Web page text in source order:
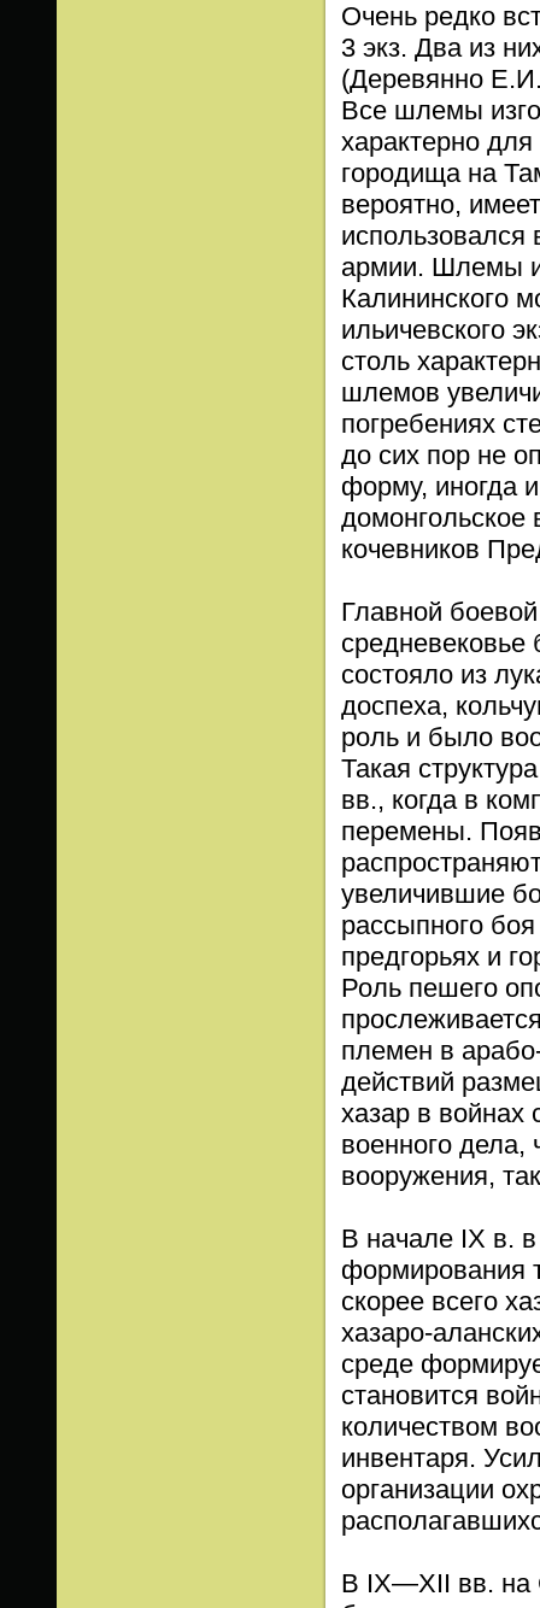
Очень редко
3 экз. Два из
(Деревянно
Все шлемы
характерно
городища на
вероятно,
использовался
армии. Шлемы
Калининского
ильичевского
столь
шлемов
погребениях
до сих пор не
форму, иногда
домонгольское
кочевников
Главной
состояло из
доспеха,
роль и было
Такая
вв., когда в
перемены.
увеличившие
рассыпного
предгорьях и
Роль пешего
племен в
действий
хазар в войнах
военного дела,
вооружения,
В начале IX в.
формирования
скорее всего
хазаро-
среде
становится
количеством
инвентаря.
организации
В IX—XII вв. на